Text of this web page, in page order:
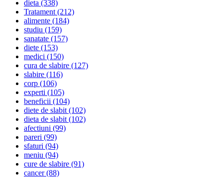
dieta (338)
Tratament(212)
alimente (184)
studiu (159)
sanatate (157)
diete (153)
medici (150)
cura de slabire (127)
slabire (116)
corp (106)
experti (105)
beneficii (104)
diete de slabit(102)
dieta de slabit(102)
afectiuni (99)
pareri (99)
sfaturi (94)
meniu (94)
cure de slabire (91)
cancer(88)